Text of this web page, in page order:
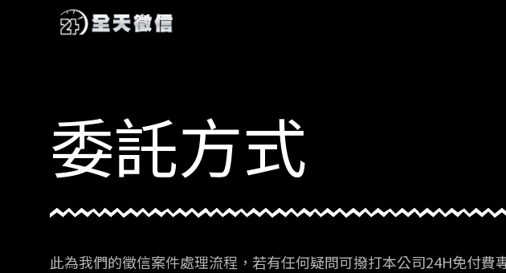
委託方式
此為我們的徵信案件處理流程，若有任何疑問可撥打本公司24H免付費